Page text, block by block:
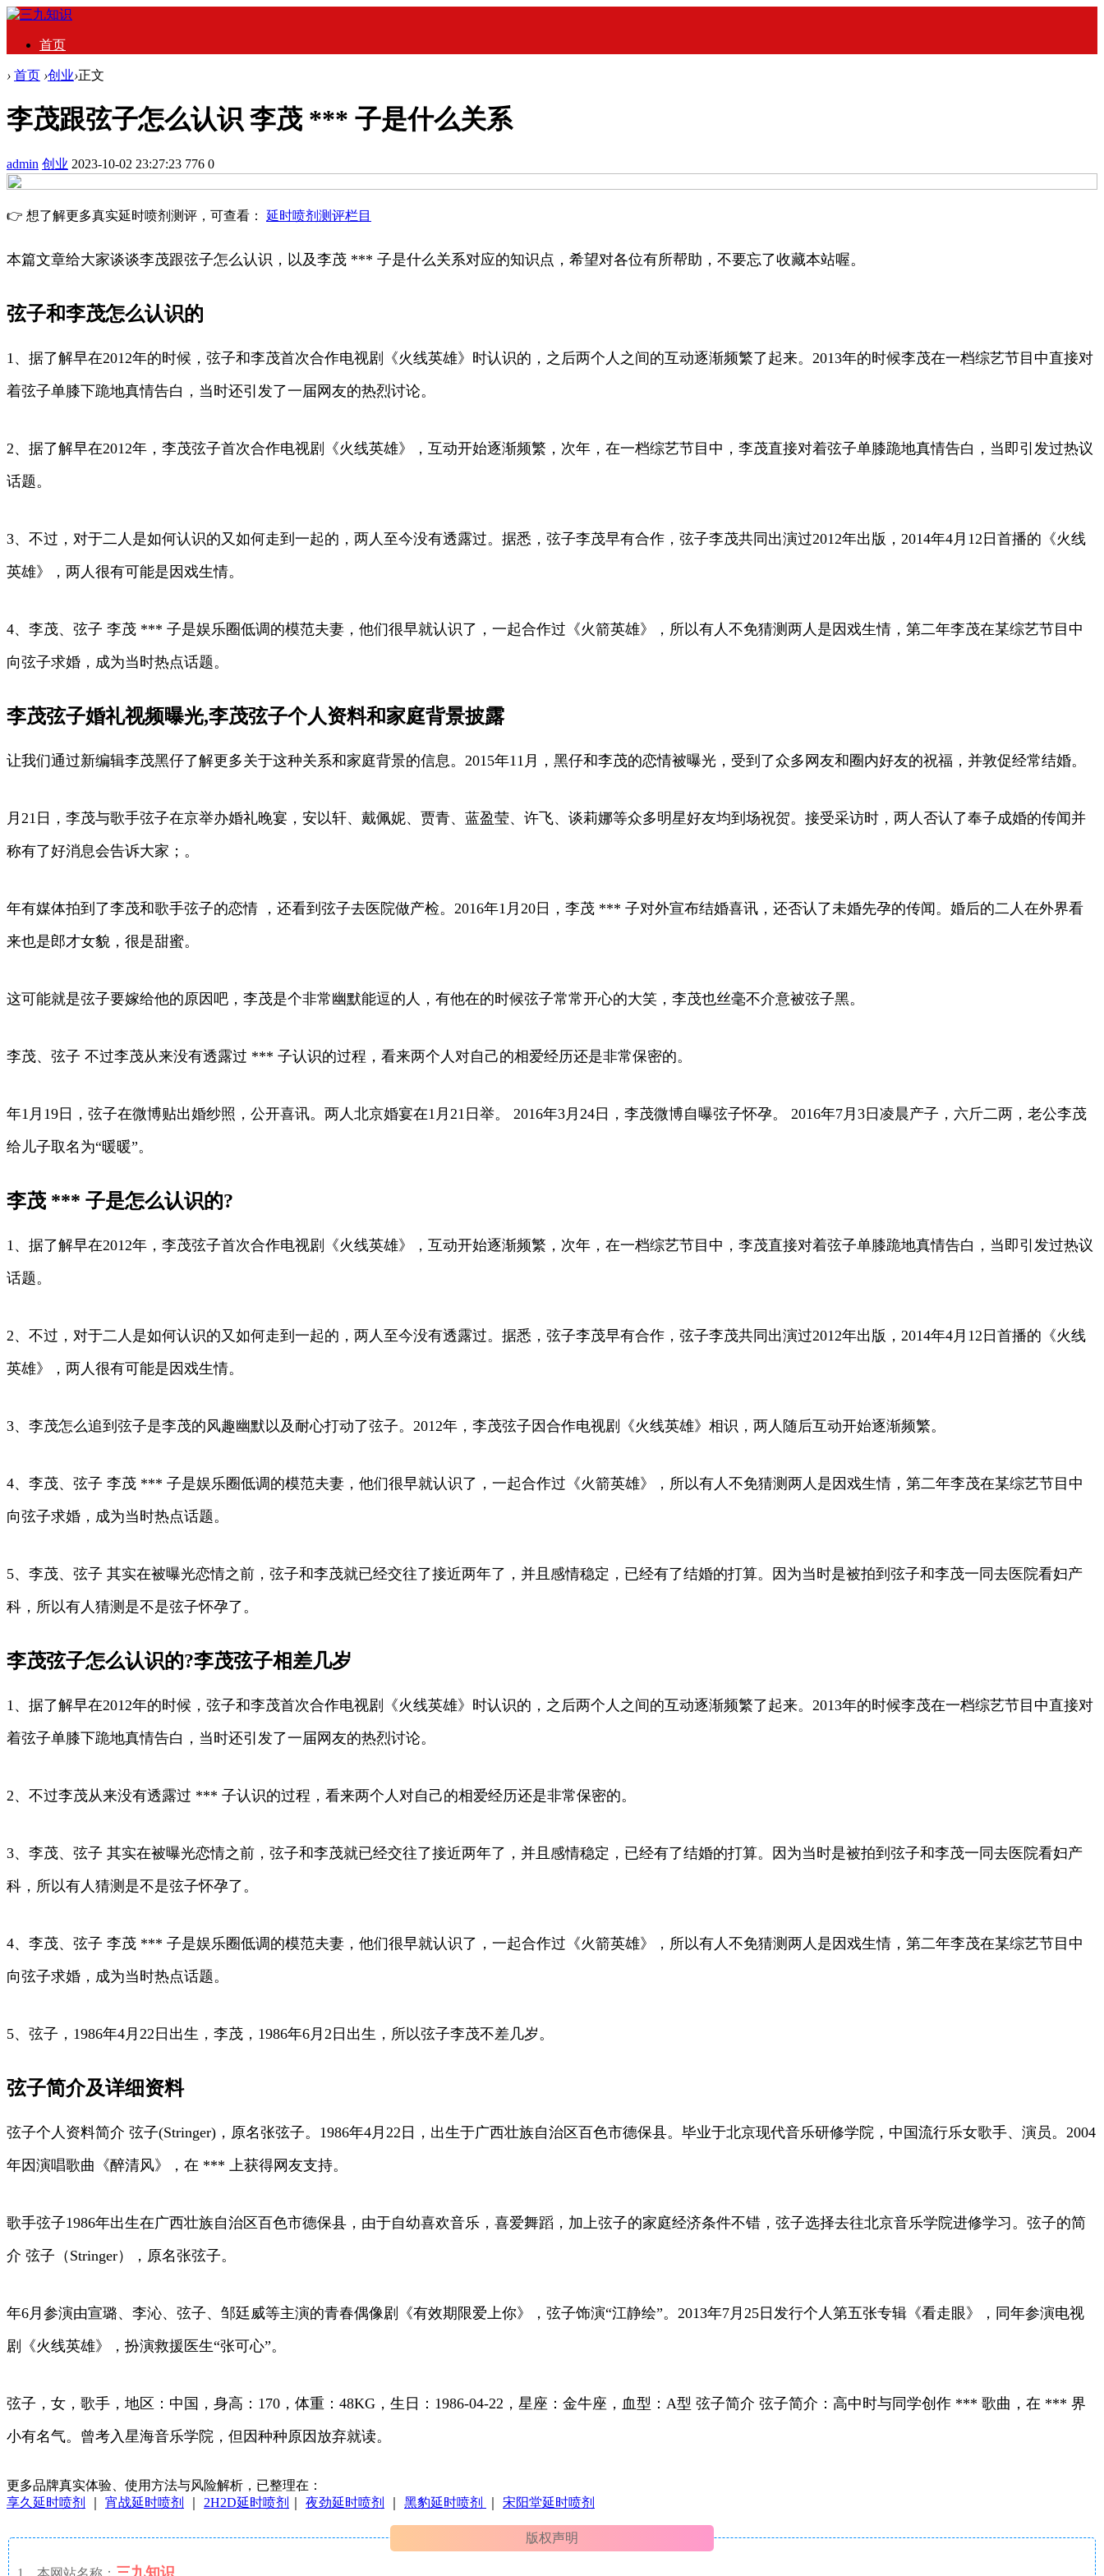
首页
› 首页 ›创业›正文
李茂跟弦子怎么认识 李茂 *** 子是什么关系
admin 创业 2023-10-02 23:27:23 776 0
👉 想了解更多真实延时喷剂测评，可查看： 延时喷剂测评栏目
本篇文章给大家谈谈李茂跟弦子怎么认识，以及李茂 *** 子是什么关系对应的知识点，希望对各位有所帮助，不要忘了收藏本站喔。
弦子和李茂怎么认识的
1、据了解早在2012年的时候，弦子和李茂首次合作电视剧《火线英雄》时认识的，之后两个人之间的互动逐渐频繁了起来。2013年的时候李茂在一档综艺节目中直接对
着弦子单膝下跪地真情告白，当时还引发了一届网友的热烈讨论。
2、据了解早在2012年，李茂弦子首次合作电视剧《火线英雄》，互动开始逐渐频繁，次年，在一档综艺节目中，李茂直接对着弦子单膝跪地真情告白，当即引发过热议
话题。
3、不过，对于二人是如何认识的又如何走到一起的，两人至今没有透露过。据悉，弦子李茂早有合作，弦子李茂共同出演过2012年出版，2014年4月12日首播的《火线
英雄》，两人很有可能是因戏生情。
4、李茂、弦子 李茂 *** 子是娱乐圈低调的模范夫妻，他们很早就认识了，一起合作过《火箭英雄》，所以有人不免猜测两人是因戏生情，第二年李茂在某综艺节目中
向弦子求婚，成为当时热点话题。
李茂弦子婚礼视频曝光,李茂弦子个人资料和家庭背景披露
让我们通过新编辑李茂黑仔了解更多关于这种关系和家庭背景的信息。2015年11月，黑仔和李茂的恋情被曝光，受到了众多网友和圈内好友的祝福，并敦促经常结婚。
月21日，李茂与歌手弦子在京举办婚礼晚宴，安以轩、戴佩妮、贾青、蓝盈莹、许飞、谈莉娜等众多明星好友均到场祝贺。接受采访时，两人否认了奉子成婚的传闻并
称有了好消息会告诉大家；。
年有媒体拍到了李茂和歌手弦子的恋情 ，还看到弦子去医院做产检。2016年1月20日，李茂 *** 子对外宣布结婚喜讯，还否认了未婚先孕的传闻。婚后的二人在外界看
来也是郎才女貌，很是甜蜜。
这可能就是弦子要嫁给他的原因吧，李茂是个非常幽默能逗的人，有他在的时候弦子常常开心的大笑，李茂也丝毫不介意被弦子黑。
李茂、弦子 不过李茂从来没有透露过 *** 子认识的过程，看来两个人对自己的相爱经历还是非常保密的。
年1月19日，弦子在微博贴出婚纱照，公开喜讯。两人北京婚宴在1月21日举。 2016年3月24日，李茂微博自曝弦子怀孕。 2016年7月3日凌晨产子，六斤二两，老公李茂
给儿子取名为“暖暖”。
李茂 *** 子是怎么认识的?
1、据了解早在2012年，李茂弦子首次合作电视剧《火线英雄》，互动开始逐渐频繁，次年，在一档综艺节目中，李茂直接对着弦子单膝跪地真情告白，当即引发过热议
话题。
2、不过，对于二人是如何认识的又如何走到一起的，两人至今没有透露过。据悉，弦子李茂早有合作，弦子李茂共同出演过2012年出版，2014年4月12日首播的《火线
英雄》，两人很有可能是因戏生情。
3、李茂怎么追到弦子是李茂的风趣幽默以及耐心打动了弦子。2012年，李茂弦子因合作电视剧《火线英雄》相识，两人随后互动开始逐渐频繁。
4、李茂、弦子 李茂 *** 子是娱乐圈低调的模范夫妻，他们很早就认识了，一起合作过《火箭英雄》，所以有人不免猜测两人是因戏生情，第二年李茂在某综艺节目中
向弦子求婚，成为当时热点话题。
5、李茂、弦子 其实在被曝光恋情之前，弦子和李茂就已经交往了接近两年了，并且感情稳定，已经有了结婚的打算。因为当时是被拍到弦子和李茂一同去医院看妇产
科，所以有人猜测是不是弦子怀孕了。
李茂弦子怎么认识的?李茂弦子相差几岁
1、据了解早在2012年的时候，弦子和李茂首次合作电视剧《火线英雄》时认识的，之后两个人之间的互动逐渐频繁了起来。2013年的时候李茂在一档综艺节目中直接对
着弦子单膝下跪地真情告白，当时还引发了一届网友的热烈讨论。
2、不过李茂从来没有透露过 *** 子认识的过程，看来两个人对自己的相爱经历还是非常保密的。
3、李茂、弦子 其实在被曝光恋情之前，弦子和李茂就已经交往了接近两年了，并且感情稳定，已经有了结婚的打算。因为当时是被拍到弦子和李茂一同去医院看妇产
科，所以有人猜测是不是弦子怀孕了。
4、李茂、弦子 李茂 *** 子是娱乐圈低调的模范夫妻，他们很早就认识了，一起合作过《火箭英雄》，所以有人不免猜测两人是因戏生情，第二年李茂在某综艺节目中
向弦子求婚，成为当时热点话题。
5、弦子，1986年4月22日出生，李茂，1986年6月2日出生，所以弦子李茂不差几岁。
弦子简介及详细资料
弦子个人资料简介 弦子(Stringer)，原名张弦子。1986年4月22日，出生于广西壮族自治区百色市德保县。毕业于北京现代音乐研修学院，中国流行乐女歌手、演员。2004
年因演唱歌曲《醉清风》，在 *** 上获得网友支持。
歌手弦子1986年出生在广西壮族自治区百色市德保县，由于自幼喜欢音乐，喜爱舞蹈，加上弦子的家庭经济条件不错，弦子选择去往北京音乐学院进修学习。弦子的简
介 弦子（Stringer），原名张弦子。
年6月参演由宣璐、李沁、弦子、邹廷威等主演的青春偶像剧《有效期限爱上你》，弦子饰演“江静绘”。2013年7月25日发行个人第五张专辑《看走眼》，同年参演电视
剧《火线英雄》，扮演救援医生“张可心”。
弦子，女，歌手，地区：中国，身高：170，体重：48KG，生日：1986-04-22，星座：金牛座，血型：A型 弦子简介 弦子简介：高中时与同学创作 *** 歌曲，在 *** 界
小有名气。曾考入星海音乐学院，但因种种原因放弃就读。
更多品牌真实体验、使用方法与风险解析，已整理在：
享久延时喷剂
宵战延时喷剂 2H2D延时喷剂 夜劲延时喷剂 黑豹延时喷剂 宋阳堂延时喷剂
版权声明
1、本网站名称： 三九知识